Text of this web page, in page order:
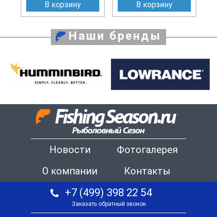
В корзину
В корзину
Наши бренды
Новости
Фотогалерея
О компании
Контакты
+7 (499) 398 22 54
Заказать обратный звонок